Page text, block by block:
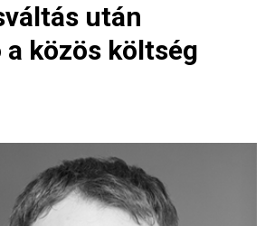
után
közös költség